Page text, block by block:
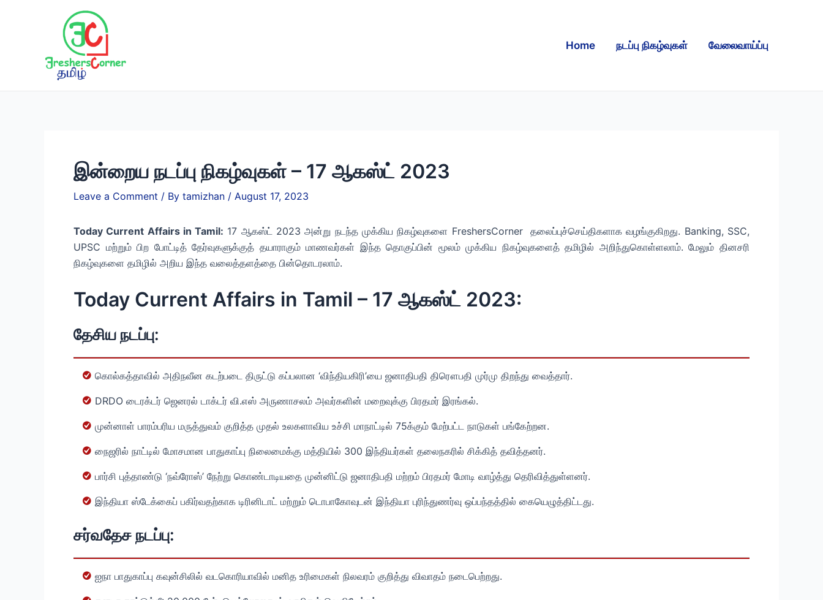
Home நடப்பு நிகழ்வுகள் வேலைவாய்ப்பு
இன்றைய நடப்பு நிகழ்வுகள் – 17 ஆகஸ்ட் 2023
Leave a Comment / By tamizhan / August 17, 2023
Today Current Affairs in Tamil: 17 ஆகஸ்ட் 2023 அன்று நடந்த முக்கிய நிகழ்வுகளை FreshersCorner தலைப்புச்செய்திகளாக வழங்குகிறது. Banking, SSC,
UPSC மற்றும் பிற போட்டித் தேர்வுகளுக்குத் தயாராகும் மாணவர்கள் இந்த தொகுப்பின் மூலம் முக்கிய நிகழ்வுகளைத் தமிழில் அறிந்துகொள்ளலாம். மேலும் தினசரி
நிகழ்வுகளை தமிழில் அறிய இந்த வலைத்தளத்தை பின்தொடரலாம்.
Today Current Affairs in Tamil – 17 ஆகஸ்ட் 2023:
தேசிய நடப்பு:
கொல்கத்தாவில் அதிநவீன கடற்படை திருட்டு கப்பலான ‘விந்தியகிரி’யை ஜனாதிபதி திரௌபதி முர்மு திறந்து வைத்தார்.
DRDO டைரக்டர் ஜெனரல் டாக்டர் வி.எஸ் அருணாசலம் அவர்களின் மறைவுக்கு பிரதமர் இரங்கல்.
முன்னாள் பாரம்பரிய மருத்துவம் குறித்த முதல் உலகளாவிய உச்சி மாநாட்டில் 75க்கும் மேற்பட்ட நாடுகள் பங்கேற்றன.
நைஜரில் நாட்டில் மோசமான பாதுகாப்பு நிலைமைக்கு மத்தியில் 300 இந்தியர்கள் தலைநகரில் சிக்கித் தவித்தனர்.
பார்சி புத்தாண்டு ‘நவ்ரோஸ்’ நேற்று கொண்டாடியதை முன்னிட்டு ஜனாதிபதி மற்றம் பிரதமர் மோடி வாழ்த்து தெரிவித்துள்ளனர்.
இந்தியா ஸ்டேக்கைப் பகிர்வதற்காக டிரினிடாட் மற்றும் டொபாகோவுடன் இந்தியா புரிந்துணர்வு ஒப்பந்தத்தில் கையெழுத்திட்டது.
சர்வதேச நடப்பு:
ஐநா பாதுகாப்பு கவுன்சிலில் வடகொரியாவில் மனித உரிமைகள் நிலவரம் குறித்து விவாதம் நடைபெற்றது.